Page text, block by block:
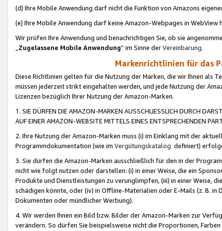
(d) Ihre Mobile Anwendung darf nicht die Funktion von Amazons
(e) Ihre Mobile Anwendung darf keine Amazon-Webpages in WebView
Wir prüfen Ihre Anwendung und benachrichtigen Sie, ob sie
„Zugelassene Mobile Anwendung“ im Sinne derVereinbarung.
Markenrichtlinien für das
Diese Richtlinien gelten für die Nutzung der Marken, die wir Ihnen als
müssen jederzeit strikt eingehalten werden, und jede Nutzung der
Lizenzen bezüglich Ihrer Nutzung der Amazon-Marken.
1. SIE DÜRFEN DIE AMAZON-MARKEN AUSSCHLIESSLICH DURCH
AUF EINER AMAZON-WEBSITE MITTELS EINES ENTSPRECHENDEN
2. Ihre Nutzung der Amazon-Marken muss (i) im Einklang mit der
Programmdokumentation (wie im Vergütungskatalog definiert)
3. Sie dürfen die Amazon-Marken ausschließlich für den in der
nicht wie folgt nutzen oder darstellen: (i) in einer Weise, die ein
Produkte und Dienstleistungen zu verunglimpfen, (iii) in einer Weise,
schädigen könnte, oder (iv) in Offline-Materialien oder E-Mails (z. B. in
Dokumenten oder mündlicher Werbung).
4. Wir werden Ihnen ein Bild bzw. Bilder der Amazon-Marken zur
verändern. So dürfen Sie beispielsweise nicht die Proportionen,